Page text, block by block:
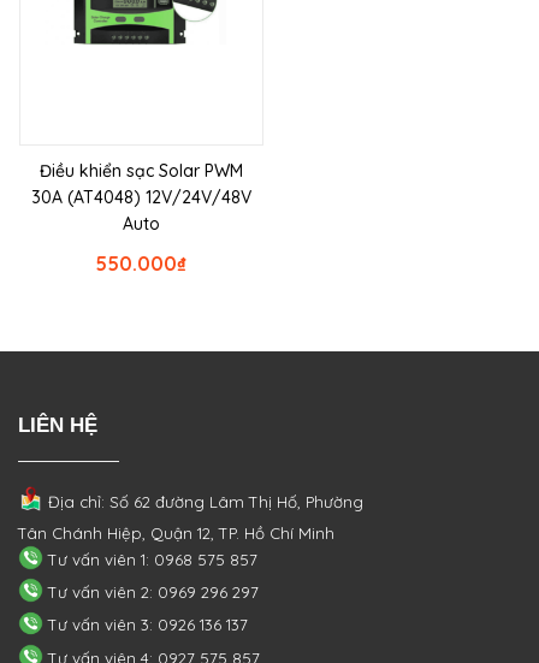
Điều khiển sạc Solar PWM
30A (AT4048) 12V/24V/48V
Auto
₫
550.000
LIÊN HỆ
Địa chỉ: Số 62 đường Lâm Thị Hố, Phường
Tân Chánh Hiệp, Quận 12, TP. Hồ Chí Minh
Tư vấn viên 1: 0968 575 857
Tư vấn viên 2: 0969 296 297
Tư vấn viên 3: 0926 136 137
Tư vấn viên 4: 0927 575 857